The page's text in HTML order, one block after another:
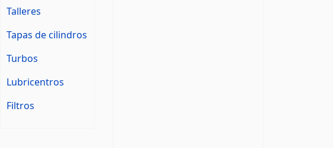
Talleres
Tapas de cilindros
Turbos
Lubricentros
Filtros